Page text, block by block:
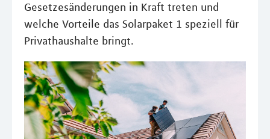
Gesetzesänderungen in Kraft treten und
welche Vorteile das Solarpaket 1 speziell für
Privathaushalte bringt.